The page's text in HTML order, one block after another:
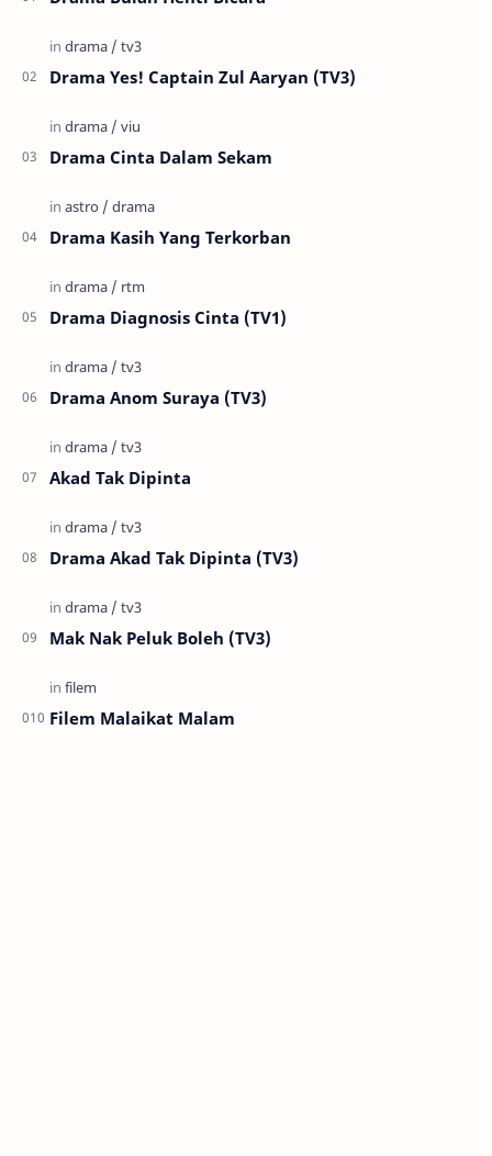
Drama Yes! Captain Zul Aaryan (TV3)
Drama Cinta Dalam Sekam
Drama Kasih Yang Terkorban
Drama Diagnosis Cinta (TV1)
Drama Anom Suraya (TV3)
Akad Tak Dipinta
Drama Akad Tak Dipinta (TV3)
Mak Nak Peluk Boleh (TV3)
Filem Malaikat Malam